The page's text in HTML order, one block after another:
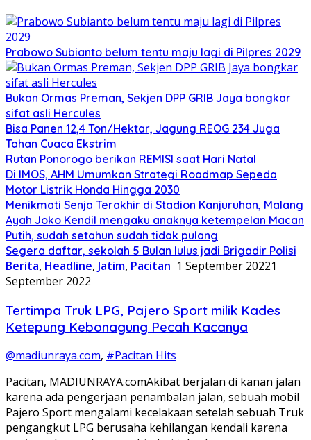
Prabowo Subianto belum tentu maju lagi di Pilpres 2029
Bukan Ormas Preman, Sekjen DPP GRIB Jaya bongkar
sifat asli Hercules
Bisa Panen 12,4 Ton/Hektar, Jagung REOG 234 Juga
Tahan Cuaca Ekstrim
Rutan Ponorogo berikan REMISI saat Hari Natal
Di IMOS, AHM Umumkan Strategi Roadmap Sepeda
Motor Listrik Honda Hingga 2030
Menikmati Senja Terakhir di Stadion Kanjuruhan, Malang
Ayah Joko Kendil mengaku anaknya ketempelan Macan
Putih, sudah setahun sudah tidak pulang
Segera daftar, sekolah 5 Bulan lulus jadi Brigadir Polisi
Berita, Headline, Jatim, Pacitan 1 September 20221
September 2022
Tertimpa Truk LPG, Pajero Sport milik Kades
Ketepung Kebonagung Pecah Kacanya
@madiunraya.com, #Pacitan Hits
Pacitan, MADIUNRAYA.comAkibat berjalan di kanan jalan
karena ada pengerjaan penambalan jalan, sebuah mobil
Pajero Sport mengalami kecelakaan setelah sebuah Truk
pengangkut LPG berusaha kehilangan kendali karena